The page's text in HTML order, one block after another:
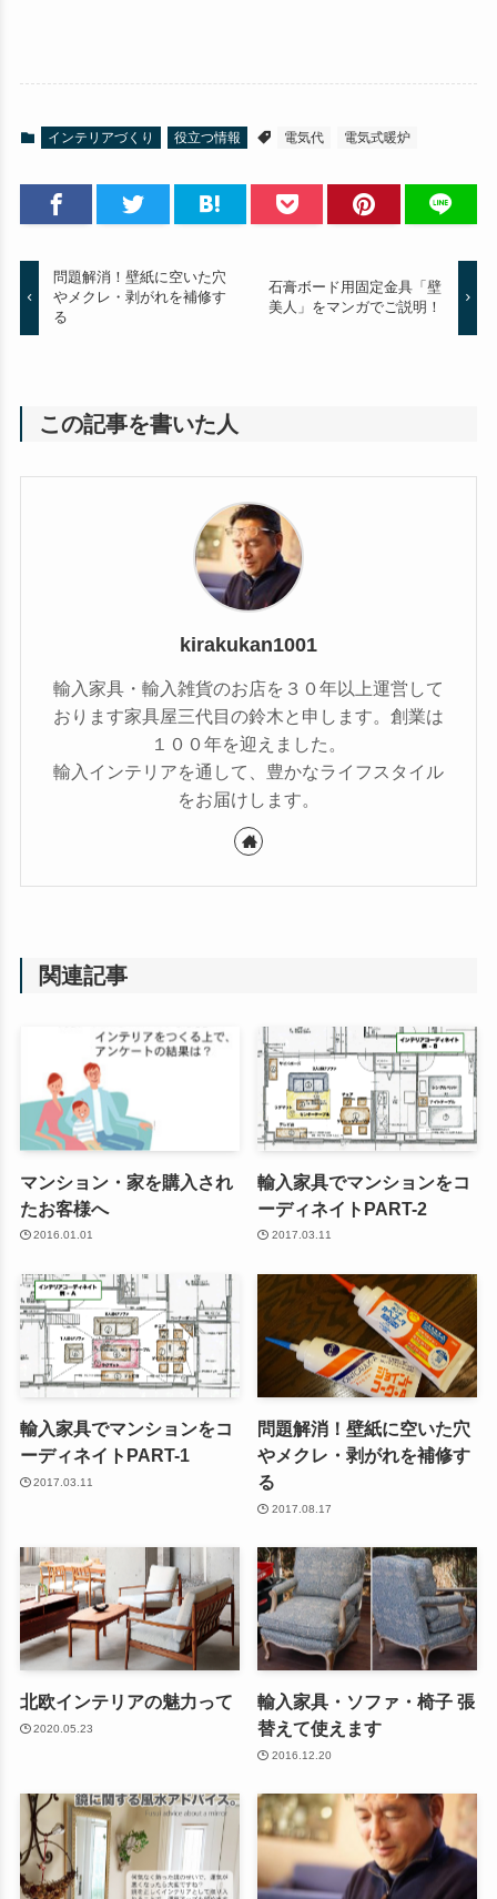
インテリアづくり 役立つ情報 電気代 電気式暖炉
問題解消！壁紙に空いた穴
やメクレ・剥がれを補修す
る
石膏ボード用固定金具「壁
美人」をマンガでご説明！
この記事を書いた人
kirakukan1001
輸入家具・輸入雑貨のお店を３０年以上運営して
おります家具屋三代目の鈴木と申します。創業は
１００年を迎えました。
輸入インテリアを通して、豊かなライフスタイル
をお届けします。
関連記事
マンション・家を購入され
たお客様へ
2016.01.01
輸入家具でマンションをコ
ーディネイトPART-2
2017.03.11
輸入家具でマンションをコ
ーディネイトPART-1
2017.03.11
問題解消！壁紙に空いた穴
やメクレ・剥がれを補修す
る
2017.08.17
北欧インテリアの魅力って
2020.05.23
輸入家具・ソファ・椅子 張
替えて使えます
2016.12.20